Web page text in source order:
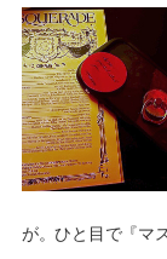
が。ひと目で『マ